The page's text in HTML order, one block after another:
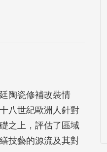
陶瓷修補改裝情
八世紀歐洲人針對
之上，評估了區域
技藝的源流及其對